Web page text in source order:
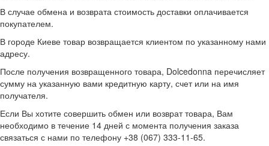
В случае обмена и возврата стоимость доставки оплачивается
покупателем.
В городе Киеве товар возвращается клиентом по указанному нами
адресу.
После получения возвращенного товара, Dolcedonna перечисляет
сумму на указанную вами кредитную карту, счет или на имя
получателя.
Если Вы хотите совершить обмен или возврат товара, Вам
необходимо в течение 14 дней с момента получения заказа
связаться с нами по телефону +38 (067) 333-11-65.